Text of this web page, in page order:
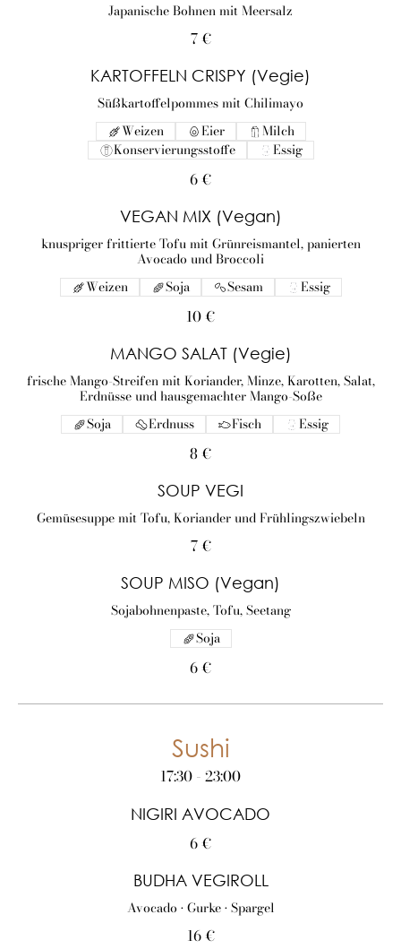
Japanische Bohnen mit Meersalz
7 €
KARTOFFELN CRISPY (Vegie)
Süßkartoffelpommes mit Chilimayo
6 €
Weizen Eier
Milch
Konservierungsstoffe
Essig
VEGAN MIX (Vegan)
knuspriger frittierte Tofu mit Grünreismantel, panierten
Avocado und Broccoli
10 €
Weizen Soja Sesam Essig
MANGO SALAT (Vegie)
frische Mango-Streifen mit Koriander, Minze, Karotten, Salat,
Erdnüsse und hausgemachter Mango-Soße
8 €
Soja Erdnuss Fisch Essig
SOUP VEGI
Gemüsesuppe mit Tofu, Koriander und Frühlingszwiebeln
7 €
SOUP MISO (Vegan)
Sojabohnenpaste, Tofu, Seetang
6 €
Soja
Sushi
17:30 - 23:00
NIGIRI AVOCADO
6 €
BUDHA VEGIROLL
Avocado • Gurke • Spargel
16 €